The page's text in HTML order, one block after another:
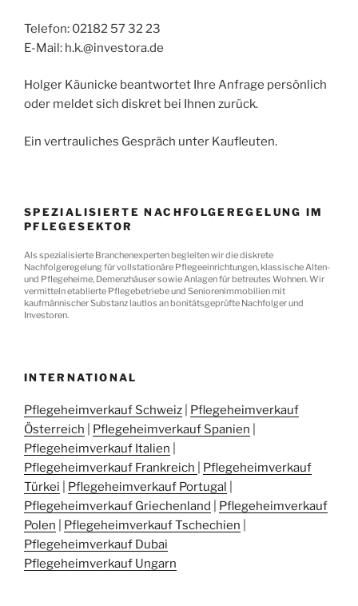
Telefon: 02182 57 32 23
E-Mail: h.k.@investora.de
Holger Käunicke beantwortet Ihre Anfrage persönlich
oder meldet sich diskret bei Ihnen zurück.
Ein vertrauliches Gespräch unter Kaufleuten.
SPEZIALISIERTE NACHFOLGEREGELUNG IM
PFLEGESEKTOR
Als spezialisierte Branchenexperten begleiten wir die diskrete
Nachfolgeregelung für vollstationäre Pflegeeinrichtungen, klassische Alten-
und Pflegeheime, Demenzhäuser sowie Anlagen für betreutes Wohnen. Wir
vermitteln etablierte Pflegebetriebe und Seniorenimmobilien mit
kaufmännischer Substanz lautlos an bonitätsgeprüfte Nachfolger und
Investoren.
INTERNATIONAL
Pflegeheimverkauf Schweiz
Pflegeheimverkauf
Österreich
Pflegeheimverkauf Spanien
Pflegeheimverkauf Italien
Pflegeheimverkauf Frankreich
Pflegeheimverkauf
Türkei
Pflegeheimverkauf Portugal
Pflegeheimverkauf Griechenland
Pflegeheimverkauf
Polen
Pflegeheimverkauf Tschechien
Pflegeheimverkauf Dubai
Pflegeheimverkauf Ungarn